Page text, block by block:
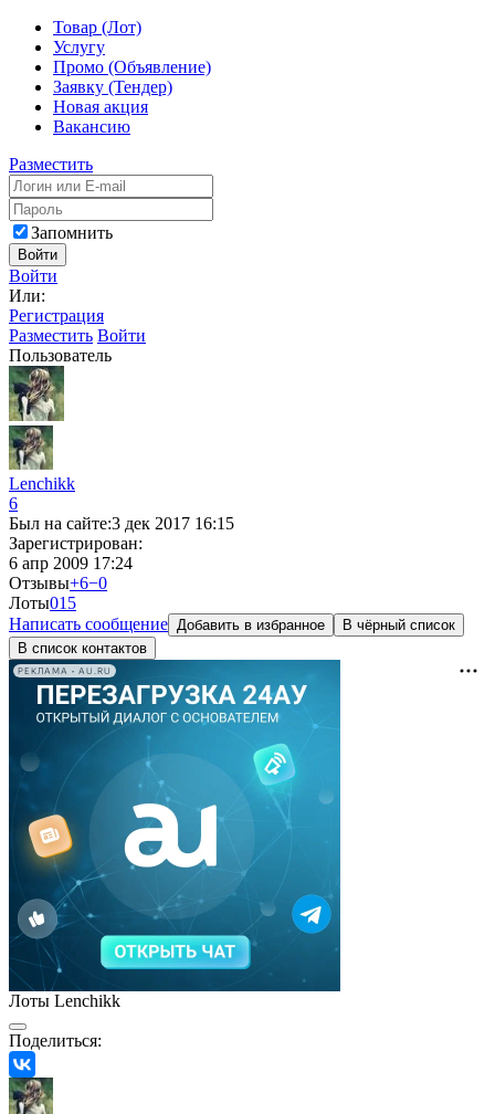
Товар (Лот)
Услугу
Промо (Объявление)
Заявку (Тендер)
Новая акция
Вакансию
Разместить
Запомнить
Войти
Войти
Или:
Регистрация
Разместить Войти
Пользователь
Lenchikk
6
Был на сайте:3 дек 2017 16:15
Зарегистрирован:
6 апр 2009 17:24
Отзывы+6−0
Лоты015
Написать сообщение Добавить в избранное
В чёрный список
В список контактов
РЕКЛАМА • AU.RU
Лоты Lenchikk
Поделиться: